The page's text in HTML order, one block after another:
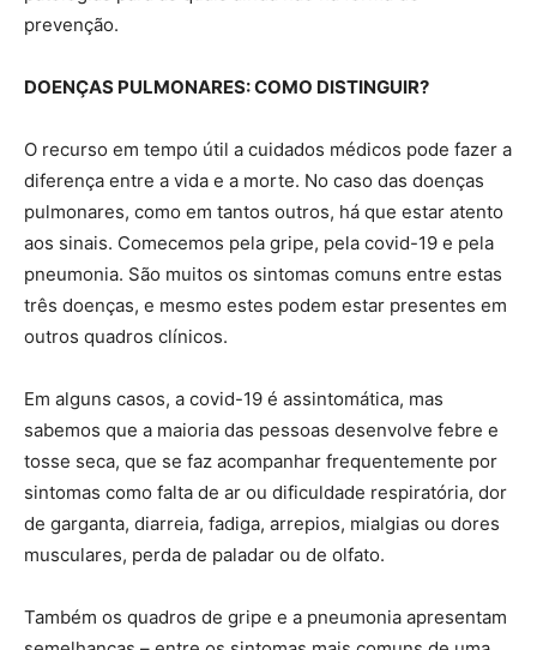
prevenção.
DOENÇAS PULMONARES: COMO DISTINGUIR?
O recurso em tempo útil a cuidados médicos pode fazer a
diferença entre a vida e a morte. No caso das doenças
pulmonares, como em tantos outros, há que estar atento
aos sinais. Comecemos pela gripe, pela covid-19 e pela
pneumonia. São muitos os sintomas comuns entre estas
três doenças, e mesmo estes podem estar presentes em
outros quadros clínicos.
Em alguns casos, a covid-19 é assintomática, mas
sabemos que a maioria das pessoas desenvolve febre e
tosse seca, que se faz acompanhar frequentemente por
sintomas como falta de ar ou dificuldade respiratória, dor
de garganta, diarreia, fadiga, arrepios, mialgias ou dores
musculares, perda de paladar ou de olfato.
Também os quadros de gripe e a pneumonia apresentam